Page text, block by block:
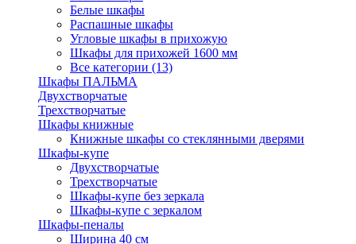
Белые шкафы
Распашные шкафы
Угловые шкафы в прихожую
Шкафы для прихожей 1600 мм
Все категории (13)
Шкафы ПАЛЬМА
Двухстворчатые
Трехстворчатые
Шкафы книжные
Книжные шкафы со стеклянными дверями
Шкафы-купе
Двухстворчатые
Трехстворчатые
Шкафы-купе без зеркала
Шкафы-купе с зеркалом
Шкафы-пеналы
Ширина 40 см